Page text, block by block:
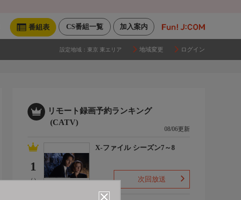
加入案内
CS番組一覧
番組表
設定地域： 東京 東エリア 地域変更 ログイン
リモート録画予約ランキング
(CATV)
08/06更新
1
(-)
X-ファイル シーズン7～8
次回放送